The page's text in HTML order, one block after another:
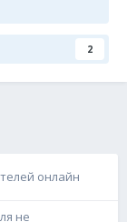
2
онлайн
не